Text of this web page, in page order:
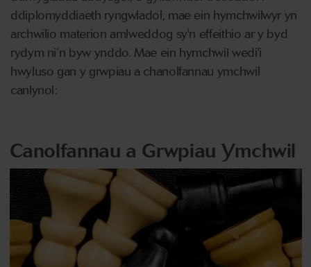
ddiplomyddiaeth ryngwladol, mae ein hymchwilwyr yn
archwilio materion amlweddog sy'n effeithio ar y byd
rydym ni’n byw ynddo. Mae ein hymchwil wedi'i
hwyluso gan y grwpiau a chanolfannau ymchwil
canlynol:
Canolfannau a Grwpiau Ymchwil